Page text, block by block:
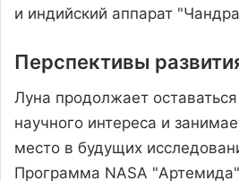
и индийский аппарат
Перспективы
Луна продолжает
научного интереса и
место в будущих
Программа NASA